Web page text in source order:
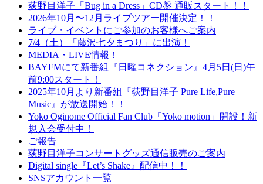
荻野目洋子「Bug in a Dress」CD盤 通販スタート！！
2026年10月〜12月ライブツアー開催決定！！
ライブ・イベントにご参加のお客様へご案内
7/4（土）「藤沢七夕まつり」に出演！
MEDIA・LIVE情報！
BAYFMにて新番組『日曜コネクション』4月5日(日)午
前9:00スタート！
2025年10月より新番組『荻野目洋子 Pure Life,Pure
Music』が放送開始！！
Yoko Oginome Official Fan Club「Yoko motion」開設！新
規入会受付中！
ご報告
荻野目洋子コンサートグッズ通信販売のご案内
Digital single『Let’s Shake』配信中！！
SNSアカウント一覧